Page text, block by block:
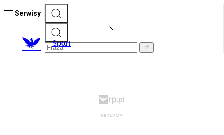
Serwisy
Sport